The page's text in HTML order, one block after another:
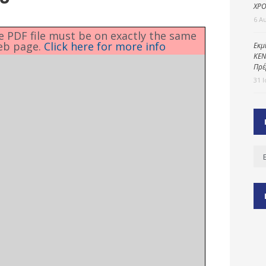
file must be on exactly the same
page. Click here for more info
6
31